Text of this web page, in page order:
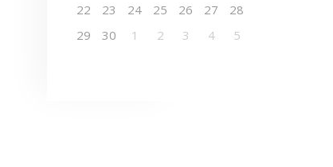
22
23 24 25 26 27
28
29
30 1 2 3 4 5